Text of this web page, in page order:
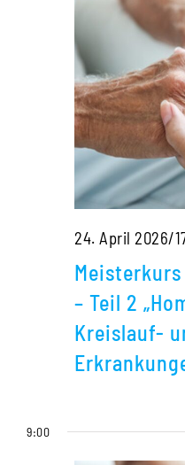
– Teil 2
Kreislauf-
24. April 2026/
9:00